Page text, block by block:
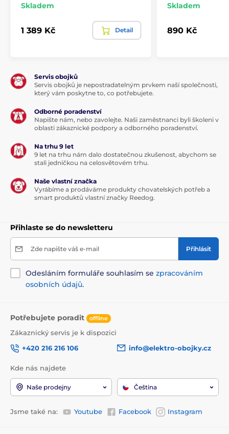
Skladem
1 389 Kč Detail
Skladem
890 Kč
Servis obojků
Servis obojků je nepostradatelným prvkem naší společnosti,
který vám poskytne to, co potřebujete.
Odborné poradenství
Napište nám, nebo zavolejte. Naši zaměstnanci byli školeni v
oblasti zákaznické podpory a odborného poradenství.
Na trhu 9 let
9 let na trhu nám dalo dostatečnou zkušenost, abychom se
stali jedničkou na celosvětovém trhu.
Naše vlastní značka
Vyrábíme a prodáváme produkty chovatelských potřeb a
smart produktů vlastní značky Reedog.
Přihlaste se do newsletteru
Zde napište váš e-mail Přihlásit
Odesláním formuláře souhlasím se zpracováním
osobních údajů.
Potřebujete poradit offline
Zákaznický servis je k dispozici
+420 216 216 106
info@elektro-obojky.cz
Kde nás najdete
Naše prodejny Čeština
Jsme také na: Youtube Facebook Instagram